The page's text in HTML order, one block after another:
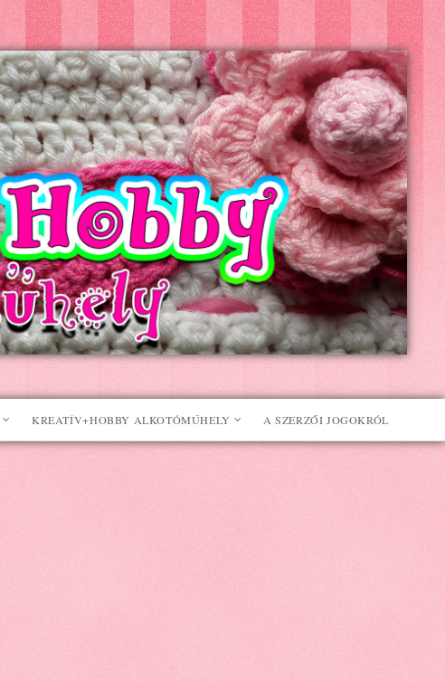
KREATÍV+HOBBY ALKOTÓMŰHELY A SZERZŐI JOGOKRÓL